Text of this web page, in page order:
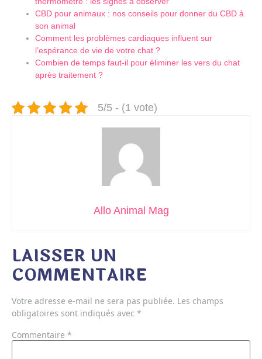
CBD pour animaux : nos conseils pour donner du CBD à
son animal
Comment les problèmes cardiaques influent sur
l’espérance de vie de votre chat ?
Combien de temps faut-il pour éliminer les vers du chat
après traitement ?
5/5 - (1 vote)
Allo Animal Mag
LAISSER UN
COMMENTAIRE
Votre adresse e-mail ne sera pas publiée. Les champs
obligatoires sont indiqués avec *
Commentaire *